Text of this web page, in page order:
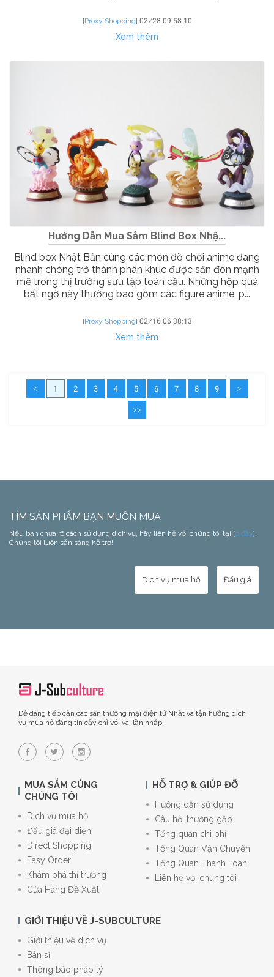
[Proxy Shopping] 02/28 09:58:10
Xem thêm
Hướng Dẫn Mua Sắm Blind Box Nhậ...
Blind box Nhật Bản cùng các món đồ chơi anime đang
nhanh chóng trở thành phân khúc được săn đón mạnh
mẽ trong thị trường sưu tập toàn cầu. Những hộp quà
bất ngờ này thường bao gồm các figure anime, p...
[Proxy Shopping] 02/16 06:38:13
Xem thêm
< 1 2 3 4 5 6 7 8 9 >
>>
TÌM SẢN PHẨM BẠN MUỐN MUA
Nếu bạn chưa rõ cách sử dụng dịch vụ, hãy liên hệ với chúng tôi tại [ở đây].
Chúng tôi luôn sẵn sàng hỗ trợ!
Dịch vụ mua hộ Đấu giá
Dễ dàng tiếp cận các sàn thương mại điện tử Nhật và tận hưởng dịch
vụ mua hộ đáng tin cậy chỉ với vài lần nhấp.
MUA SẮM CÙNG
CHÚNG TÔI
Dịch vụ mua hộ
Đấu giá đại diện
Direct Shopping
Easy Order
Khám phá thị trường
Cửa Hàng Đề Xuất
HỖ TRỢ & GIÚP ĐỠ
Hướng dẫn sử dụng
Câu hỏi thường gặp
Tổng quan chi phí
Tổng Quan Vận Chuyển
Tổng Quan Thanh Toán
Liên hệ với chúng tôi
GIỚI THIỆU VỀ J-SUBCULTURE
Giới thiệu về dịch vụ
Bán sỉ
Thông báo pháp lý